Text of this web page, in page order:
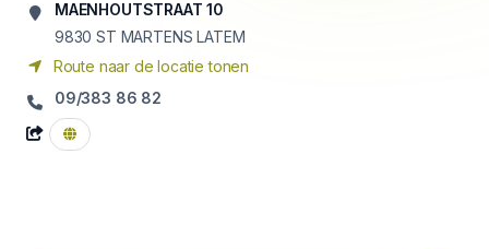
MAENHOUTSTRAAT 10
9830 ST MARTENS LATEM
Route naar de locatie tonen
09/383 86 82